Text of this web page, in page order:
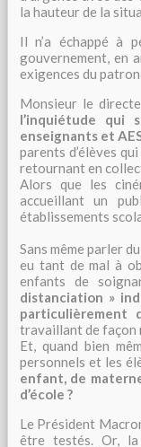
la hauteur de la
Il n’a échappé à
gouvernement, en
exigences du
Monsieur le
l’inquiétude qui
enseignants et
parents d’élèves
retournant en
Alors que les
accueillant un
établissements
Sans même parler
eu tant de mal à
enfants de
distanciation »
particulièrement
travaillant de façon
Et, quand bien
personnels et les
enfant, de
d’école ?
Le Président
être testés. Or, la